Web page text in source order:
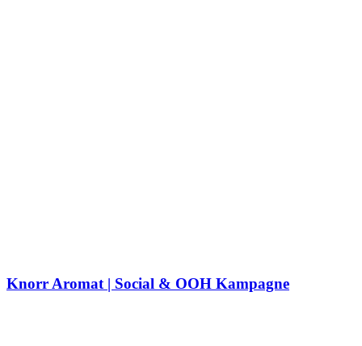
Knorr Aromat | Social & OOH Kampagne